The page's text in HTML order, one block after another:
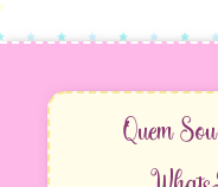
Quem